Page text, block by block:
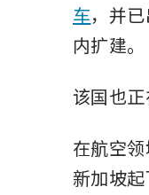
车，并
内扩建。
该国也
在航空
新加坡